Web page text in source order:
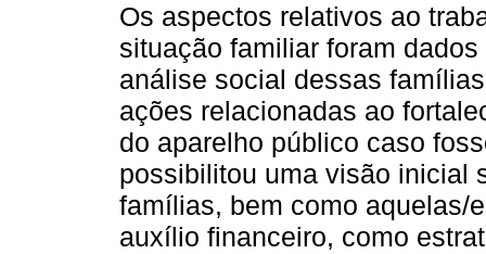
Os aspectos relativos ao
situação familiar foram
análise social dessas
ações relacionadas ao
do aparelho público caso
possibilitou uma visão inicial
famílias, bem como aquelas/
auxílio financeiro, como